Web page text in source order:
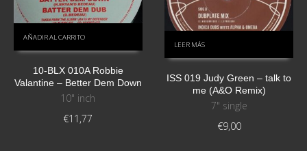
AÑADIR AL CARRITO
10-BLX 010A Robbie
Valantine – Better Dem Down
10" inch
€11,77
LEER MÁS
ISS 019 Judy Green – talk to
me (A&O Remix)
7" single
€9,00